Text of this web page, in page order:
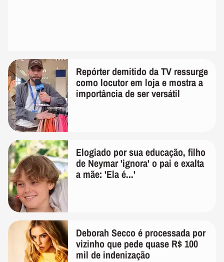
Repórter demitido da TV ressurge
como locutor em loja e mostra a
importância de ser versátil
Elogiado por sua educação, filho
de Neymar 'ignora' o pai e exalta
a mãe: 'Ela é...'
Deborah Secco é processada por
vizinho que pede quase R$ 100
mil de indenização